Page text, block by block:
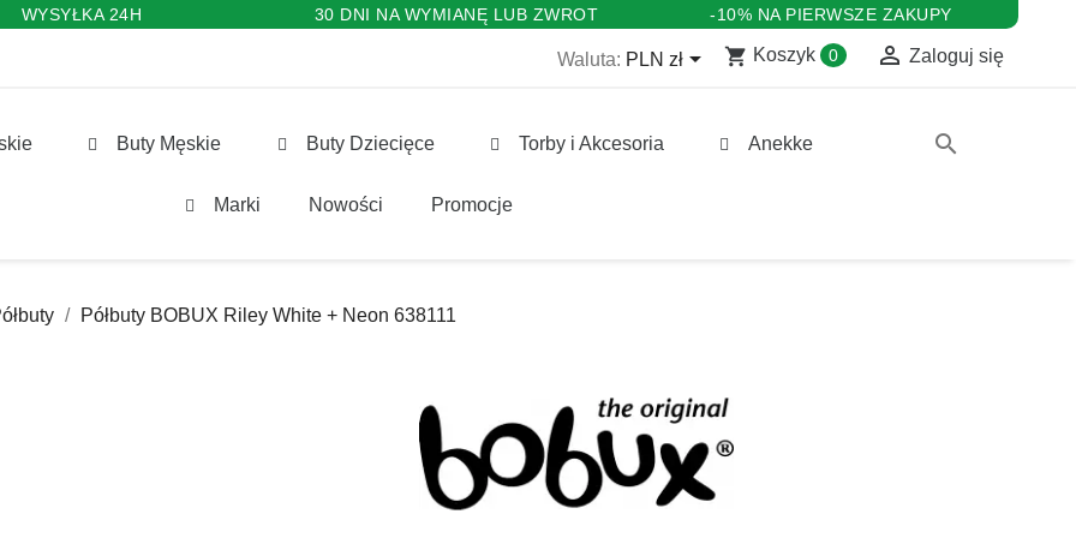
WYSYŁKA 24H 30 DNI NA WYMIANĘ LUB ZWROT -10% NA PIERWSZE ZAKUPY
Waluta: PLN zł shopping_cart Koszyk 0  Zaloguj się
Buty Męskie Buty Dziecięce Torby i Akcesoria Anekke
Marki Nowości Promocje
search
Półbuty BOBUX Riley White + Neon 638111